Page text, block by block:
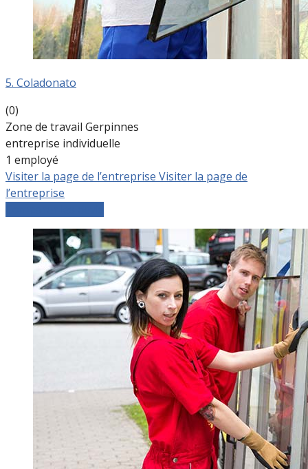
5. Coladonato
(0)
Zone de travail Gerpinnes
entreprise individuelle
1 employé
Visiter la page de l’entreprise Visiter la page de
l’entreprise